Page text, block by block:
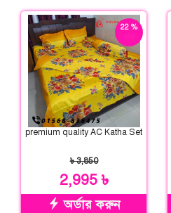
22 %
premium quality AC Katha Set
৳ 3,850
2,995 ৳
অর্ডার করুন